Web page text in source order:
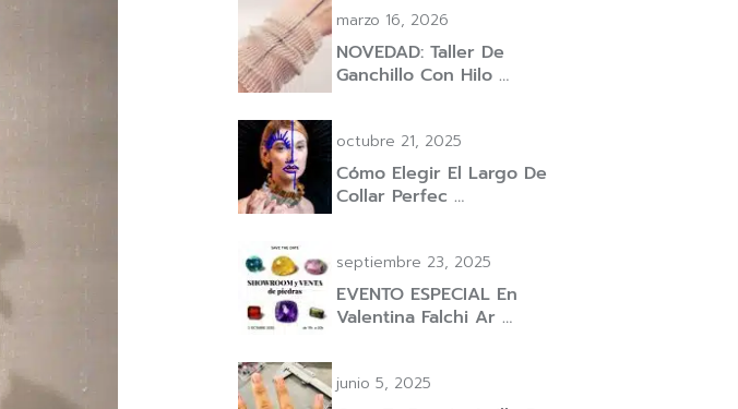
marzo 16, 2026
NOVEDAD: Taller De
Ganchillo Con Hilo …
octubre 21, 2025
Cómo Elegir El Largo De
Collar Perfec …
septiembre 23, 2025
EVENTO ESPECIAL En
Valentina Falchi Ar …
junio 5, 2025